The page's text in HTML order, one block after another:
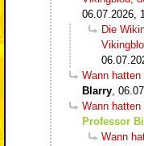
06.07.2026,
Die
Wann
Blarry,
Wann
Professor
Wann